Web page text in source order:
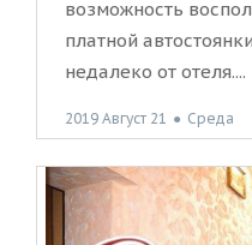
возможность
платной
недалеко от отеля....
2019 Август 21 ● Среда